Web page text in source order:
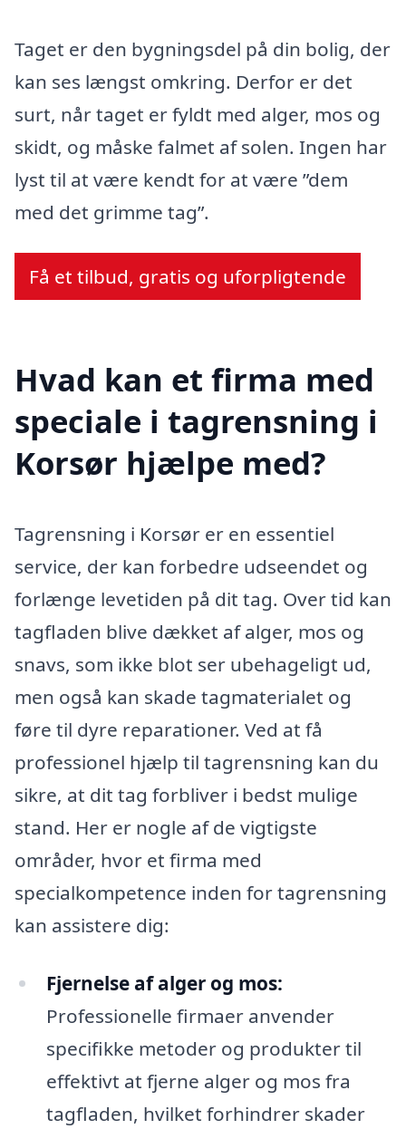
Taget er den bygningsdel på din bolig, der
kan ses længst omkring. Derfor er det
surt, når taget er fyldt med alger, mos og
skidt, og måske falmet af solen. Ingen har
lyst til at være kendt for at være ”dem
med det grimme tag”.
Få et tilbud, gratis og uforpligtende
Hvad kan et firma med
speciale i tagrensning i
Korsør hjælpe med?
Tagrensning i Korsør er en essentiel
service, der kan forbedre udseendet og
forlænge levetiden på dit tag. Over tid kan
tagfladen blive dækket af alger, mos og
snavs, som ikke blot ser ubehageligt ud,
men også kan skade tagmaterialet og
føre til dyre reparationer. Ved at få
professionel hjælp til tagrensning kan du
sikre, at dit tag forbliver i bedst mulige
stand. Her er nogle af de vigtigste
områder, hvor et firma med
specialkompetence inden for tagrensning
kan assistere dig:
Fjernelse af alger og mos:
Professionelle firmaer anvender
specifikke metoder og produkter til
effektivt at fjerne alger og mos fra
tagfladen, hvilket forhindrer skader